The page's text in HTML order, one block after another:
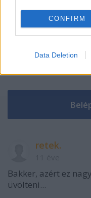
CONFIRM
Data Deletion
retek.
Bakker, azért ez
üvölteni...